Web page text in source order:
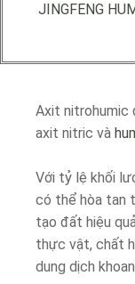
JINGFENG
Axit nitrohumic
axit nitric và
Với tỷ lệ khối
có thể hòa tan
tạo đất hiệu
thực vật, chất
dung dịch